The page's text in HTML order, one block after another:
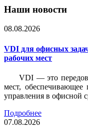
Наши новости
08.08.2026
VDI для офисных
рабочих мест
VDI — это
мест, обеспечивающее
управления в офисной
Подробнее
07.08.2026